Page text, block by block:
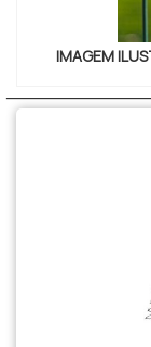
IMAGEM